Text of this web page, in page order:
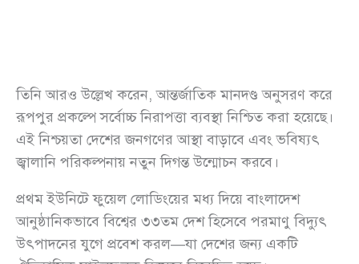
তিনি আরও উল্লেখ করেন, আন্তর্জাতিক মানদণ্ড অনুসরণ করে
রূপপুর প্রকল্পে সর্বোচ্চ নিরাপত্তা ব্যবস্থা নিশ্চিত করা হয়েছে।
এই নিশ্চয়তা দেশের জনগণের আস্থা বাড়াবে এবং ভবিষ্যৎ
জ্বালানি পরিকল্পনায় নতুন দিগন্ত উন্মোচন করবে।
প্রথম ইউনিটে ফুয়েল লোডিংয়ের মধ্য দিয়ে বাংলাদেশ
আনুষ্ঠানিকভাবে বিশ্বের ৩৩তম দেশ হিসেবে পরমাণু বিদ্যুৎ
উৎপাদনের যুগে প্রবেশ করল—যা দেশের জন্য একটি